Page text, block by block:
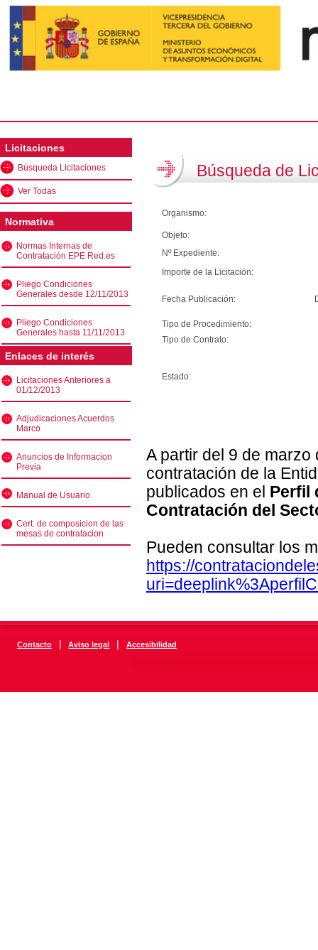
Licitaciones
Búsqueda Licitaciones
Ver Todas
Normativa
Normas Internas de
Contratación EPE Red.es
Pliego Condiciones
Generales desde 12/11/2013
Pliego Condiciones
Generales hasta 11/11/2013
Enlaces de interés
Licitaciones Anteriores a
01/12/2013
Adjudicaciones Acuerdos
Marco
Anuncios de Informacion
Previa
Manual de Usuario
Cert. de composicion de las
mesas de contratacion
Búsqueda de
Organismo:
Objeto:
Nº Expediente:
Importe de la Licitación:
Fecha Publicación:
Tipo de Procedimiento:
Tipo de Contrato:
Estado:
A partir del 9 de
contratación de la
publicados en el Perfil
Contratación del
Pueden consultar los
https://
Contacto | Aviso legal | Accesibilidad